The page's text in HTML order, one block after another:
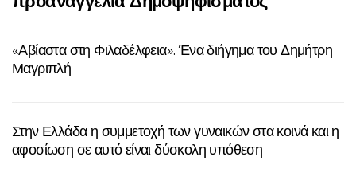
«Αβίαστα στη Φιλαδέλφεια». Ένα διήγημα του Δημήτρη
Μαγριπλή
Στην Ελλάδα η συμμετοχή των γυναικών στα κοινά και η
αφοσίωση σε αυτό είναι δύσκολη υπόθεση